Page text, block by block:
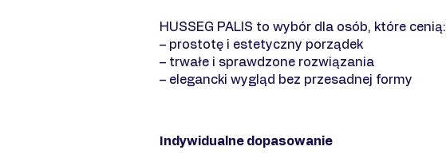
HUSSEG PALIS to wybór dla osób, które cenią:
– prostotę i estetyczny porządek
– trwałe i sprawdzone rozwiązania
– elegancki wygląd bez przesadnej formy
Indywidualne dopasowanie